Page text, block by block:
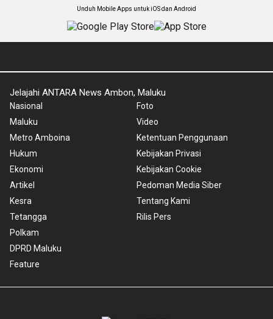
Unduh Mobile Apps untuk iOS dan Android
Jelajahi ANTARA News Ambon, Maluku
Nasional
Maluku
Metro Amboina
Hukum
Ekonomi
Artikel
Kesra
Tetangga
Polkam
DPRD Maluku
Feature
Foto
Video
Ketentuan Penggunaan
Kebijakan Privasi
Kebijakan Cookie
Pedoman Media Siber
Tentang Kami
Rilis Pers